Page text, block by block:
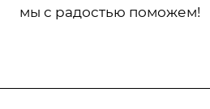
мы с радостью поможем!